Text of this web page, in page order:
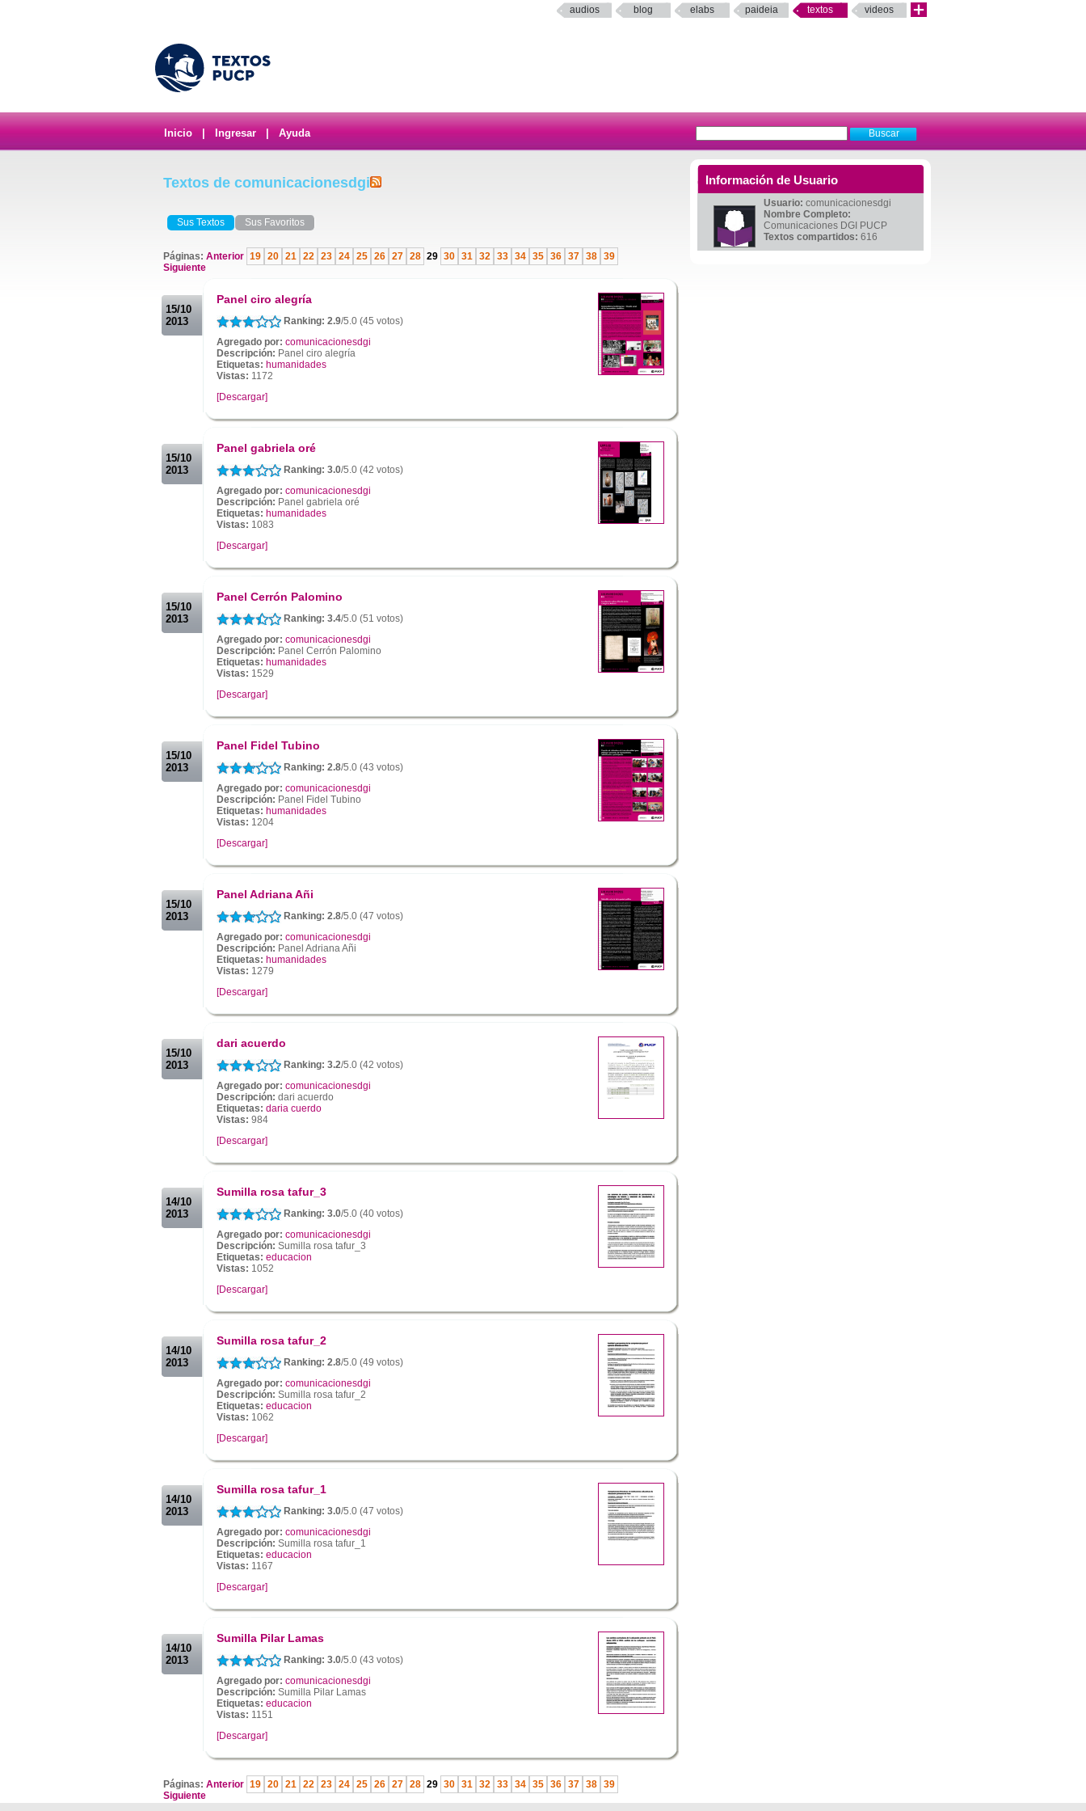
audios blog elabs paideia textos videos
Inicio Ingresar Ayuda
Información de Usuario
Usuario: comunicacionesdgi
Nombre Completo:
Comunicaciones DGI PUCP
Textos compartidos: 616
Textos de comunicacionesdgi
Sus Textos Sus Favoritos
Páginas: Anterior 19 20 21 22 23 24 25 26 27 28 29 30 31 32 33 34 35 36 37 38 39
Siguiente
15/10
2013
Panel ciro alegría
Ranking: 2.9/5.0 (45 votos)
Agregado por: comunicacionesdgi
Descripción: Panel ciro alegría
Etiquetas: humanidades
Vistas: 1172
[Descargar]
15/10
2013
Panel gabriela oré
Ranking: 3.0/5.0 (42 votos)
Agregado por: comunicacionesdgi
Descripción: Panel gabriela oré
Etiquetas: humanidades
Vistas: 1083
[Descargar]
15/10
2013
Panel Cerrón Palomino
Ranking: 3.4/5.0 (51 votos)
Agregado por: comunicacionesdgi
Descripción: Panel Cerrón Palomino
Etiquetas: humanidades
Vistas: 1529
[Descargar]
15/10
2013
Panel Fidel Tubino
Ranking: 2.8/5.0 (43 votos)
Agregado por: comunicacionesdgi
Descripción: Panel Fidel Tubino
Etiquetas: humanidades
Vistas: 1204
[Descargar]
15/10
2013
Panel Adriana Añi
Ranking: 2.8/5.0 (47 votos)
Agregado por: comunicacionesdgi
Descripción: Panel Adriana Añi
Etiquetas: humanidades
Vistas: 1279
[Descargar]
15/10
2013
dari acuerdo
Ranking: 3.2/5.0 (42 votos)
Agregado por: comunicacionesdgi
Descripción: dari acuerdo
Etiquetas: daria cuerdo
Vistas: 984
[Descargar]
14/10
2013
Sumilla rosa tafur_3
Ranking: 3.0/5.0 (40 votos)
Agregado por: comunicacionesdgi
Descripción: Sumilla rosa tafur_3
Etiquetas: educacion
Vistas: 1052
[Descargar]
14/10
2013
Sumilla rosa tafur_2
Ranking: 2.8/5.0 (49 votos)
Agregado por: comunicacionesdgi
Descripción: Sumilla rosa tafur_2
Etiquetas: educacion
Vistas: 1062
[Descargar]
14/10
2013
Sumilla rosa tafur_1
Ranking: 3.0/5.0 (47 votos)
Agregado por: comunicacionesdgi
Descripción: Sumilla rosa tafur_1
Etiquetas: educacion
Vistas: 1167
[Descargar]
14/10
2013
Sumilla Pilar Lamas
Ranking: 3.0/5.0 (43 votos)
Agregado por: comunicacionesdgi
Descripción: Sumilla Pilar Lamas
Etiquetas: educacion
Vistas: 1151
[Descargar]
Páginas: Anterior 19 20 21 22 23 24 25 26 27 28 29 30 31 32 33 34 35 36 37 38 39
Siguiente